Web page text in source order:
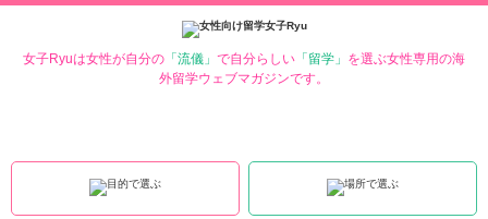
女子Ryuは女性が自分の 「流儀」 で自分らしい 「留学」 を選ぶ女性専用の海
外留学ウェブマガジンです。